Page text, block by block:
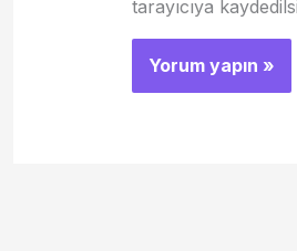
tarayıcıya